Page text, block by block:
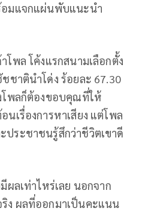
อมแจกแผ่นพับแนะนำ
โพล โค้งแรกสนามเลือกตั้ง
ชาตินำโด่ง ร้อยละ 67.30
โพลก็ต้องขอบคุณที่ให้
นเรื่องการหาเสียง แต่โพล
ประชาชนรู้สึกว่าชีวิตเขาดี
ผลเท่าไหร่เลย นอกจาก
ง ผลที่ออกมาเป็นคะแนน